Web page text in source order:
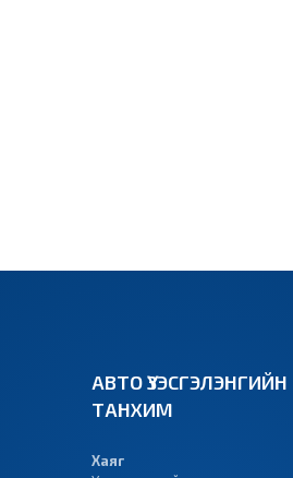
АВТО ҮЗЭСГЭЛЭНГИЙН
ТАНХИМ
Хаяг